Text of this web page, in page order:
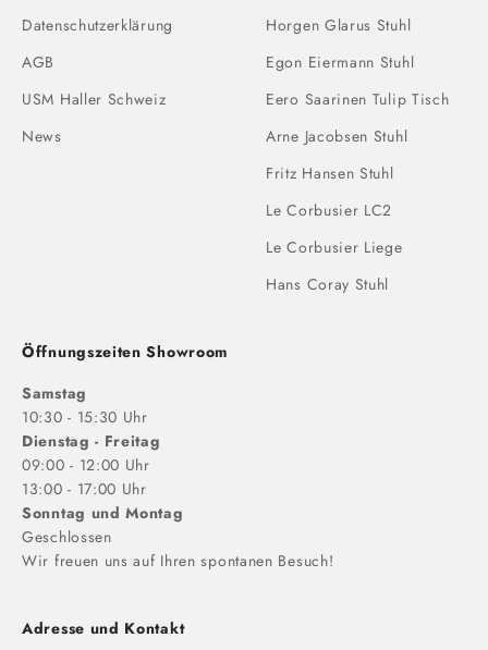
Datenschutzerklärung
AGB
USM Haller Schweiz
News
Öffnungszeiten Showroom
Samstag
10:30 - 15:30 Uhr
Dienstag - Freitag
09:00 - 12:00 Uhr
13:00 - 17:00 Uhr
Sonntag und Montag
Geschlossen
Wir freuen uns auf Ihren spontanen Besuch!
Adresse und Kontakt
Horgen Glarus Stuhl
Egon Eiermann Stuhl
Eero Saarinen Tulip Tisch
Arne Jacobsen Stuhl
Fritz Hansen Stuhl
Le Corbusier LC2
Le Corbusier Liege
Hans Coray Stuhl